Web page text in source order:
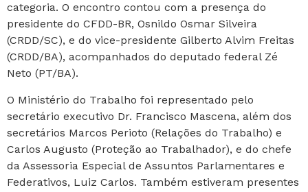
categoria. O encontro contou com a presença do
presidente do CFDD-BR, Osnildo Osmar Silveira
(CRDD/SC), e do vice-presidente Gilberto Alvim Freitas
(CRDD/BA), acompanhados do deputado federal Zé
Neto (PT/BA).
O Ministério do Trabalho foi representado pelo
secretário executivo Dr. Francisco Mascena, além dos
secretários Marcos Perioto (Relações do Trabalho) e
Carlos Augusto (Proteção ao Trabalhador), e do chefe
da Assessoria Especial de Assuntos Parlamentares e
Federativos, Luiz Carlos. Também estiveram presentes